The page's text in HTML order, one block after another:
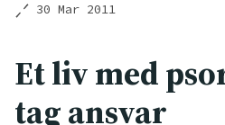
30 Mar 2011
Et liv med
tag ansvar